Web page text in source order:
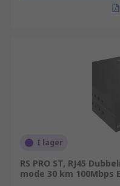
I lager
RS PRO ST, RJ45
mode 30 km